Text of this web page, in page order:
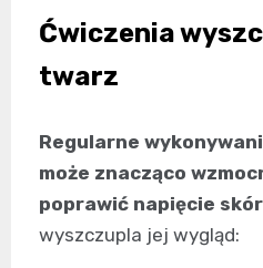
Ćwiczenia
twarz
Regularne
może znacząco
poprawić napięcie
wyszczupla jej wygląd: